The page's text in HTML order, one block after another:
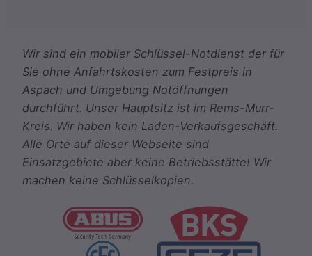
Wir sind ein mobiler Schlüssel-Notdienst der für
Sie ohne Anfahrtskosten zum Festpreis in
Aspach und Umgebung Notöffnungen
durchführt. Unser Hauptsitz ist im Rems-Murr-
Kreis. Wir haben kein Laden-Verkaufsgeschäft.
Alle Orte auf dieser Webseite sind
Einsatzgebiete aber keine Betriebsstätte! Wir
machen keine Schlüsselkopien.